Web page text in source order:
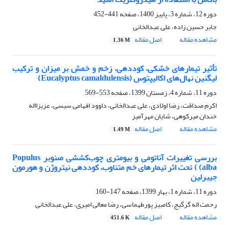
دوره 12، شماره 3، پاییز 1400، صفحه
441-452
جابر حسین زاده، علی عبدالخانی
مشاهده مقاله
اصل مقاله 1.36 M
تأثیر تیمارهای خشکی، کوددهی، زخم و خمش بر میزان و ترکیب
لیگنین نهال‌های اکالیپتوس (Eucalyptus camaldulensis)
دوره 11، شماره 4، زمستان 1399، صفحه
553-569
اکرم صداقت، رضا اولادی، علی عبدالخانی، داوود افهامی سیسی، عزیزااله
خندان میرکوهی، شایان مهرآمیز
مشاهده مقاله
اصل مقاله 1.49 M
بررسی تغییرات آناتومی و بیومتری چوب‌کششی صنوبر Populus
alba) ) تحت اثر تیمارهای خم متناوب، کوددهی نیتروژن و هورمون
جیبرلین
دوره 11، شماره 1، بهار 1399، صفحه
147-160
رحمت اله گرگیج، کامبیز پورطهماسی، رضا معالی امیری، علی عبدالخانی
مشاهده مقاله
اصل مقاله 451.6 K